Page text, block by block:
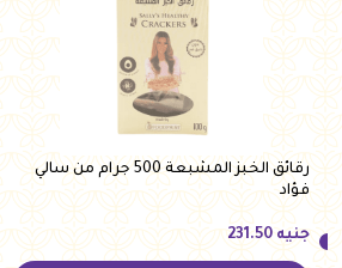
رقائق الخبز المشبعة 500 جرام من سالي
فؤاد
جنيه 231.50